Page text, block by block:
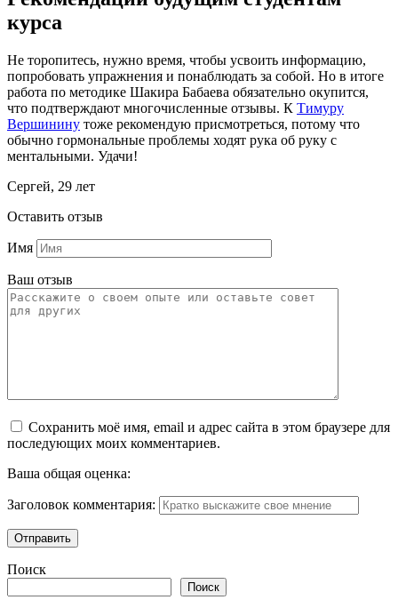
курса
Не торопитесь, нужно время, чтобы усвоить информацию,
попробовать упражнения и понаблюдать за собой. Но в итоге
работа по методике Шакира Бабаева обязательно окупится,
что подтверждают многочисленные отзывы. К Тимуру
Вершинину тоже рекомендую присмотреться, потому что
обычно гормональные проблемы ходят рука об руку с
ментальными. Удачи!
Сергей, 29 лет
Оставить отзыв
Имя
Ваш отзыв
Сохранить моё имя, email и адрес сайта в этом браузере для
последующих моих комментариев.
Ваша общая оценка:
Заголовок комментария:
Поиск
Поиск